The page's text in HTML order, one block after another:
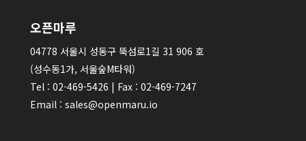
오픈마루
04778 서울시 성동구 뚝섬로1길 31 906 호
(성수동1가, 서울숲M타워)
Tel : 02-469-5426 | Fax : 02-469-7247
Email : sales@openmaru.io